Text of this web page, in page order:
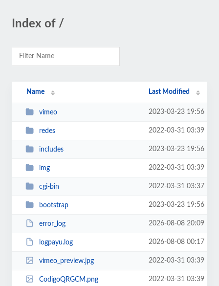
Index of /
Name Last Modified
vimeo 2023-03-23 19:56
redes 2022-03-31 03:39
includes 2023-03-23 19:56
img 2022-03-31 03:39
cgi-bin 2022-03-31 03:37
bootstrap 2023-03-23 19:56
error_log 2026-08-08 20:09
logpayu.log 2026-08-08 00:17
vimeo_preview.jpg 2022-03-31 03:39
CodigoQRGCM.png 2022-03-31 03:39